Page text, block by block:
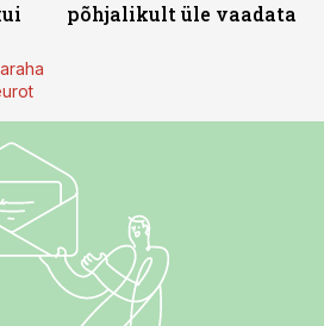
põhjalikult üle vaadata